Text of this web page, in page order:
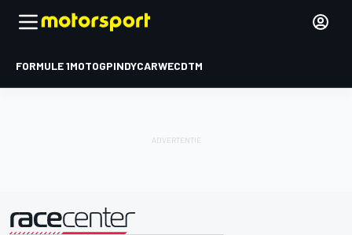
FORMULE 1MOTOGPINDYCARWECDTM